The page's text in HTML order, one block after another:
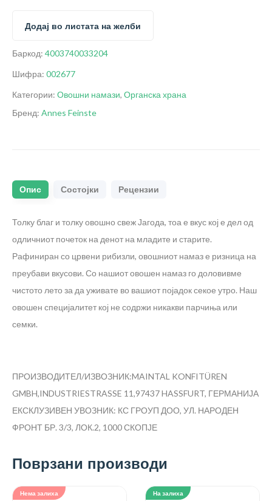
Додај во листата на желби
Баркод: 4003740033204
Шифра: 002677
Категории: Овошни намази, Органска храна
Бренд: Annes Feinste
Опис Состојки Рецензии
Толку благ и толку овошно свежЈагода, тоа е вкус кој е дел од
одличниот почеток на денот на младите и старите.
Рафиниран со црвени рибизли, овошниот намаз е ризница на
преубави вкусови. Со нашиот овошен намаз го доловивме
чистото лето за да уживате во вашиот појадок секое утро. Наш
овошен специјалитет кој не содржи никакви парчиња или
семки.
ПРОИЗВОДИТЕЛ/ИЗВОЗНИК:MAINTAL KONFITÜREN
GMBH,INDUSTRIESTRASSE 11,97437 HASSFURT, ГЕРМАНИЈА
ЕКСКЛУЗИВЕН УВОЗНИК: КС ГРОУП ДОО, УЛ. НАРОДЕН
ФРОНТ БР. 3/3, ЛОК.2, 1000 СКОПЈЕ
Поврзани производи
Нема залиха На залиха